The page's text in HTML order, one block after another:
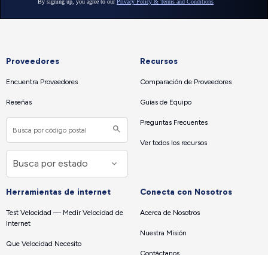
Proveedores
Encuentra Proveedores
Reseñas
Recursos
Comparación de Proveedores
Guías de Equipo
Preguntas Frecuentes
Ver todos los recursos
Herramientas de internet
Test Velocidad — Medir Velocidad de
Internet
Que Velocidad Necesito
Conecta con Nosotros
Acerca de Nosotros
Nuestra Misión
Contáctanos